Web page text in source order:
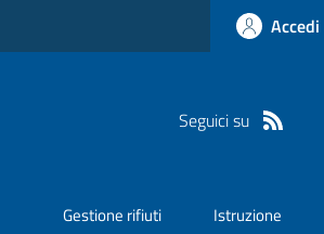
Seguici su
Gestione rifiuti Istruzione